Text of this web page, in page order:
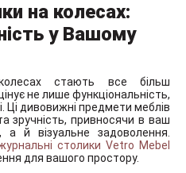
на колесах:
у Вашому
стають все більш
не лише функціональність,
Ці дивовижні предмети меблів
зручність, привносячи в ваш
й візуальне задоволення.
столики Vetro Mebel
для вашого простору.